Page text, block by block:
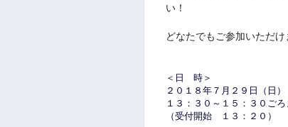
い！
どなたでもご参加いただけ
＜日　時＞
２０１８年７月２９日（日）
１３：３０～１５：３０ご
（受付開始　１３：２０）